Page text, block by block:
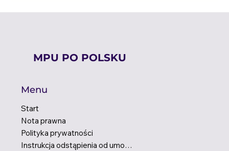
Menu
Start
Nota prawna
Polityka prywatności
Instrukcja odstąpienia od umowy
MPU PO POLSKU